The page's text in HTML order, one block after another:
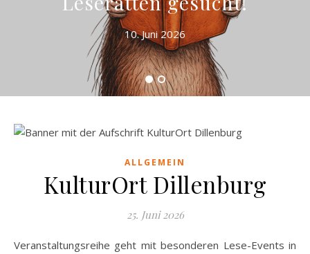
10. Juni 2026
ALLGEMEIN
KulturOrt Dillenburg
25. Juni 2026
Veranstaltungsreihe geht mit besonderen Lese-Events in